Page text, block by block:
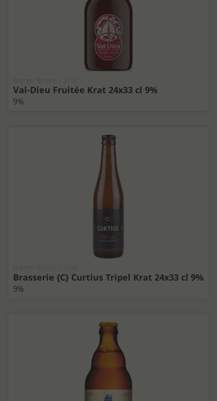
Val-Dieu Fruitée Krat 24x33 cl 9%
9%
Brasserie {C} Curtius Tripel Krat 24x33 cl 9%
9%